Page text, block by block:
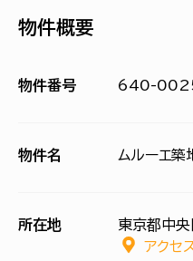
物件概要
物件番号 640-
物件名 ムルーエ築
所在地
東京都中
アクセ